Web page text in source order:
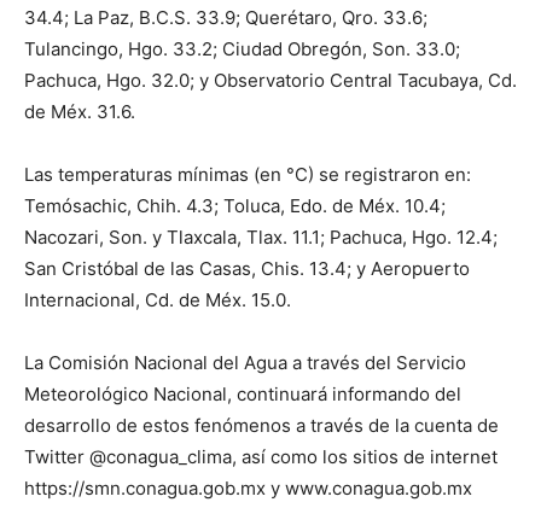
34.4; La Paz, B.C.S. 33.9; Querétaro, Qro. 33.6;
Tulancingo, Hgo. 33.2; Ciudad Obregón, Son. 33.0;
Pachuca, Hgo. 32.0; y Observatorio Central Tacubaya, Cd.
de Méx. 31.6.
Las temperaturas mínimas (en °C) se registraron en:
Temósachic, Chih. 4.3; Toluca, Edo. de Méx. 10.4;
Nacozari, Son. y Tlaxcala, Tlax. 11.1; Pachuca, Hgo. 12.4;
San Cristóbal de las Casas, Chis. 13.4; y Aeropuerto
Internacional, Cd. de Méx. 15.0.
La Comisión Nacional del Agua a través del Servicio
Meteorológico Nacional, continuará informando del
desarrollo de estos fenómenos a través de la cuenta de
Twitter @conagua_clima, así como los sitios de internet
https://smn.conagua.gob.mx y www.conagua.gob.mx